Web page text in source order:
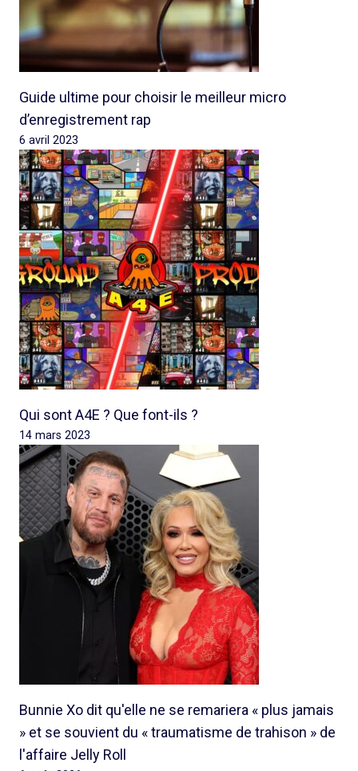
Guide ultime pour choisir le meilleur micro
d’enregistrement rap
6 avril 2023
Qui sont A4E ? Que font-ils ?
14 mars 2023
Bunnie Xo dit qu'elle ne se remariera « plus jamais
» et se souvient du « traumatisme de trahison » de
l'affaire Jelly Roll